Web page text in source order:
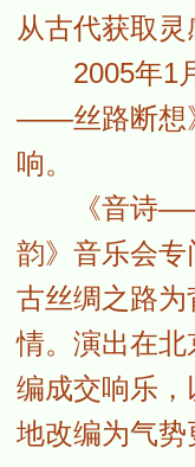
从古代获取
2005年1月
——丝路断想
响。
《音诗——
韵》音乐会
古丝绸之路
情。演出在
编成交响乐
地改编为气